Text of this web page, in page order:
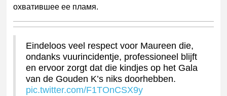
охватившее ее пламя.
Eindeloos veel respect voor Maureen die,
ondanks vuurincidentje, professioneel blijft
en ervoor zorgt dat die kindjes op het Gala
van de Gouden K’s niks doorhebben.
pic.twitter.com/F1TOnCSX9y